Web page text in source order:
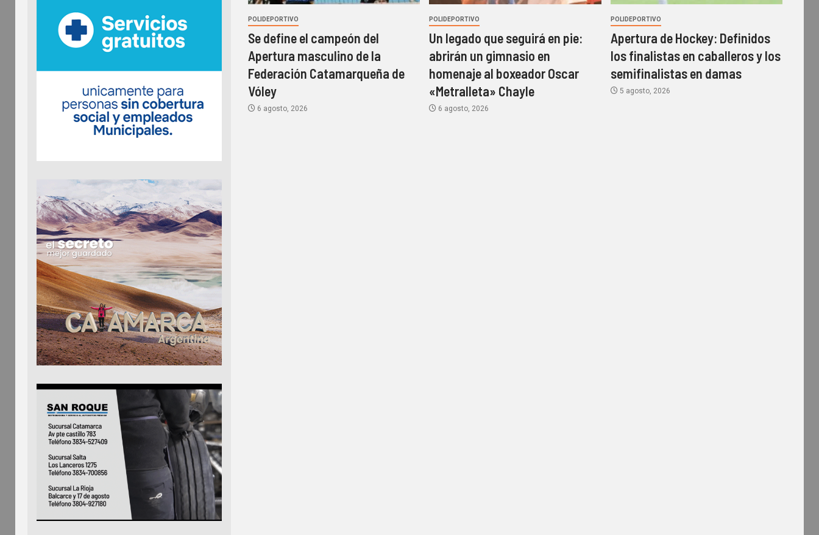
POLIDEPORTIVO
Se define el campeón del
Apertura masculino de la
Federación Catamarqueña de
Vóley
6 agosto, 2026
POLIDEPORTIVO
Un legado que seguirá en pie:
abrirán un gimnasio en
homenaje al boxeador Oscar
«Metralleta» Chayle
6 agosto, 2026
POLIDEPORTIVO
Apertura de Hockey: Definidos
los finalistas en caballeros y los
semifinalistas en damas
5 agosto, 2026